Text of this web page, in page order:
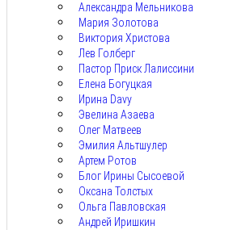
Александра Мельникова
Мария Золотова
Виктория Христова
Лев Голберг
Пастор Приск Лалиссини
Елена Богуцкая
Ирина Davy
Эвелина Азаева
Олег Матвеев
Эмилия Альтшулер
Артем Ротов
Блог Ирины Сысоевой
Оксана Толстых
Ольга Павловская
Андрей Иришкин